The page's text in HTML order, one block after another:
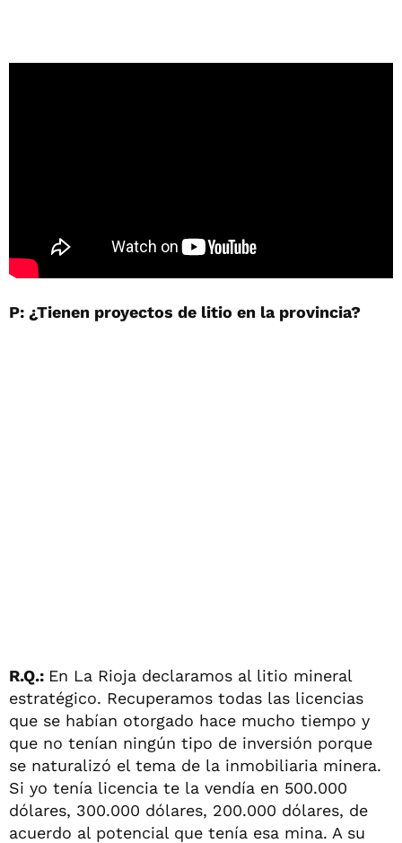
P: ¿Tienen proyectos de litio en la provincia?
R.Q.: En La Rioja declaramos al litio mineral
estratégico. Recuperamos todas las licencias
que se habían otorgado hace mucho tiempo y
que no tenían ningún tipo de inversión porque
se naturalizó el tema de la inmobiliaria minera.
Si yo tenía licencia te la vendía en 500.000
dólares, 300.000 dólares, 200.000 dólares, de
acuerdo al potencial que tenía esa mina. A su